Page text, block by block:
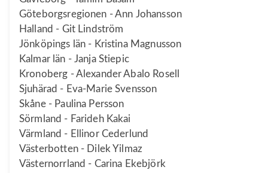
Göteborgsregionen - Ann Johansson
Halland - Git Lindström
Jönköpings län - Kristina Magnusson
Kalmar län - Janja Stiepic
Kronoberg - Alexander Abalo Rosell
Sjuhärad - Eva-Marie Svensson
Skåne - Paulina Persson
Sörmland - Farideh Kakai
Värmland - Ellinor Cederlund
Västerbotten - Dilek Yilmaz
Västernorrland - Carina Ekebjörk